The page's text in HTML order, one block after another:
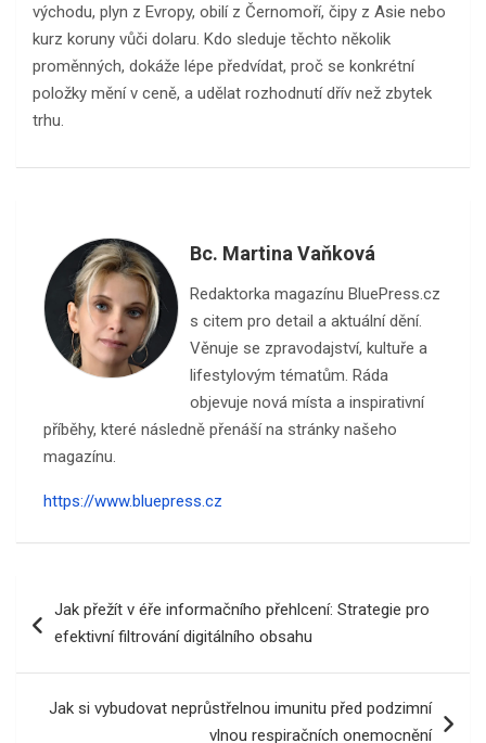
východu, plyn z Evropy, obilí z Černomoří, čipy z Asie nebo
kurz koruny vůči dolaru. Kdo sleduje těchto několik
proměnných, dokáže lépe předvídat, proč se konkrétní
položky mění v ceně, a udělat rozhodnutí dřív než zbytek
trhu.
Bc. Martina Vaňková
Redaktorka magazínu BluePress.cz
s citem pro detail a aktuální dění.
Věnuje se zpravodajství, kultuře a
lifestylovým tématům. Ráda
objevuje nová místa a inspirativní
příběhy, které následně přenáší na stránky našeho
magazínu.
https://www.bluepress.cz
proJak přežít v éře informačního přehlcení: Strategie pro
efektivní filtrování digitálního obsahu
Jak si vybudovat neprůstřelnou imunitu před podzimní
vlnou respiračních onemocnění